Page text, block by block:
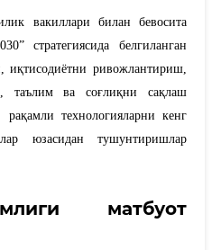
вакиллари билан бевосита
”стратегиясида белгиланган
иқтисодиётни ривожлантириш,
таълим ва соғлиқни сақлаш
технологияларни кенг
юзасидан тушунтиришлар
матбуот